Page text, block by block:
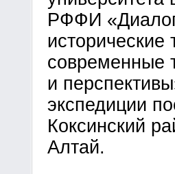
РФФИ
исторические
современные
и
экспедиции
Коксинский
Алтай.